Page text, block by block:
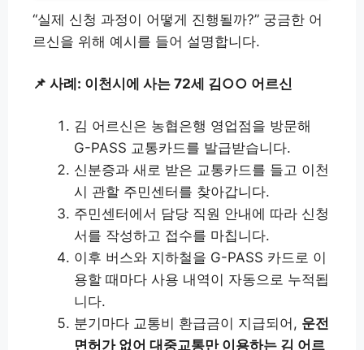
“실제 신청 과정이 어떻게 진행될까?” 궁금한 어
르신을 위해 예시를 들어 설명합니다.
📌 사례: 이천시에 사는 72세 김○○ 어르신
김 어르신은 농협은행 영업점을 방문해
G-PASS 교통카드를 발급받습니다.
신분증과 새로 받은 교통카드를 들고 이천
시 관할 주민센터를 찾아갑니다.
주민센터에서 담당 직원 안내에 따라 신청
서를 작성하고 접수를 마칩니다.
이후 버스와 지하철을 G-PASS 카드로 이
용할 때마다 사용 내역이 자동으로 누적됩
니다.
분기마다 교통비 환급금이 지급되어, 운전
면허가 없어 대중교통만 이용하는 김 어르